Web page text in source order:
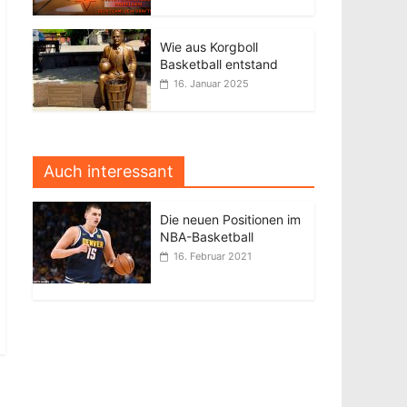
Wie aus Korgboll
Basketball entstand
16. Januar 2025
Auch interessant
Die neuen Positionen im
NBA-Basketball
16. Februar 2021